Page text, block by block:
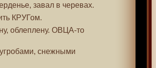
завал в черевах.
КРУГом.
облеплену. ОВЦА-то
снежными